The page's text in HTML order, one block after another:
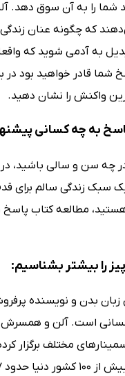
را به آن سوق دهد. آلن
که چگونه عنان زندگی
به آدمی شوید که
شما قادر خواهید بود در
واکنش را نشان دهید.
به چه کسانی
در چه سن و سالی باشید،
سبک زندگی سالم برای
مطالعه کتاب پاسخ
پیز را بیشتر بشناسیم:
بدن و نویسنده
است. آلن و همسرش
سمینارهای مختلف برگزار